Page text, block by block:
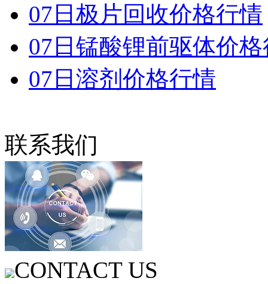
07日极片回收价格行情
07日锰酸锂前驱体价
07日溶剂价格行情
联系我们
CONTACT US